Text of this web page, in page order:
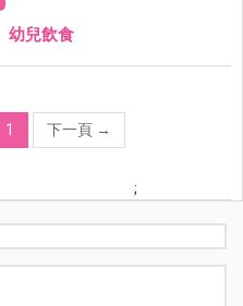
幼兒飲食
1 下一頁 →
;